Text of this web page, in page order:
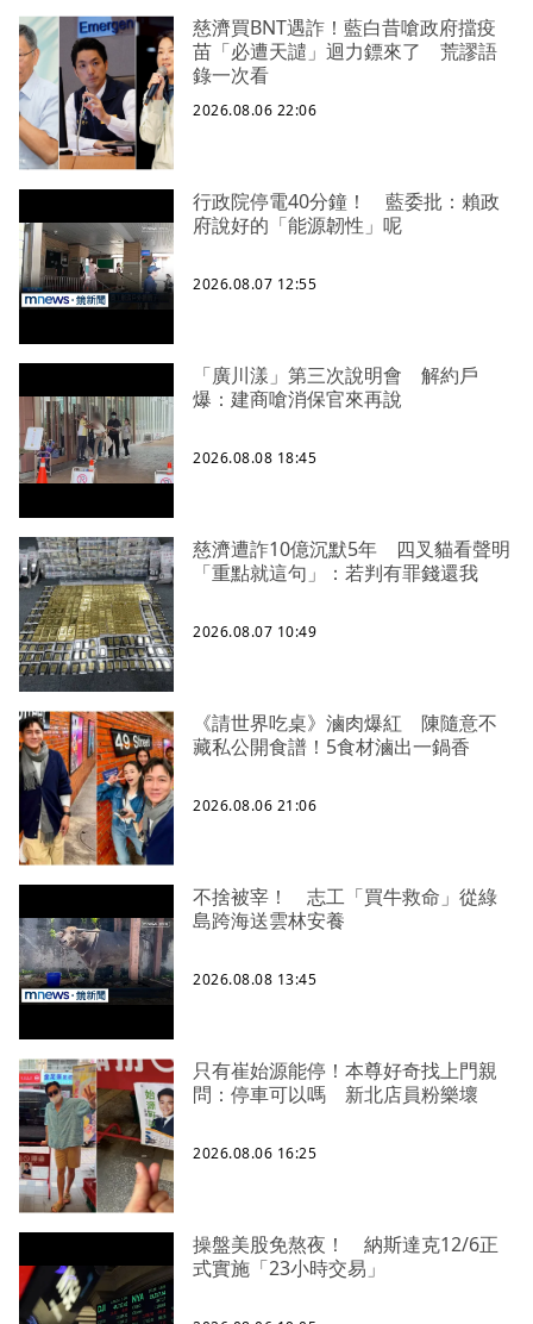
慈濟買BNT遇詐！藍白昔嗆政府擋疫
苗「必遭天譴」迴力鏢來了 荒謬語
錄一次看
2026.08.06 22:06
行政院停電40分鐘！ 藍委批：賴政
府說好的「能源韌性」呢
2026.08.07 12:55
「廣川漾」第三次說明會 解約戶
爆：建商嗆消保官來再說
2026.08.08 18:45
慈濟遭詐10億沉默5年 四叉貓看聲明
「重點就這句」：若判有罪錢還我
2026.08.07 10:49
《請世界吃桌》滷肉爆紅 陳隨意不
藏私公開食譜！5食材滷出一鍋香
2026.08.06 21:06
不捨被宰！ 志工「買牛救命」從綠
島跨海送雲林安養
2026.08.08 13:45
只有崔始源能停！本尊好奇找上門親
問：停車可以嗎 新北店員粉樂壞
2026.08.06 16:25
操盤美股免熬夜！ 納斯達克12/6正
式實施「23小時交易」